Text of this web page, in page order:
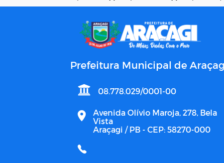
Prefeitura Municipal de
08.778.029/0001-00
Avenida Olívio Maroja, 278, Bela
Vista
Araçagi / PB - CEP: 58270-000